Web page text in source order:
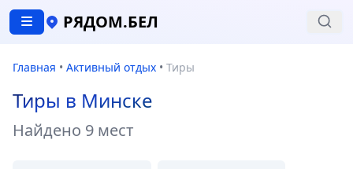
РЯДОМ.БЕЛ
Главная • Активный отдых • Тиры
Тиры в Минске
Найдено 9 мест